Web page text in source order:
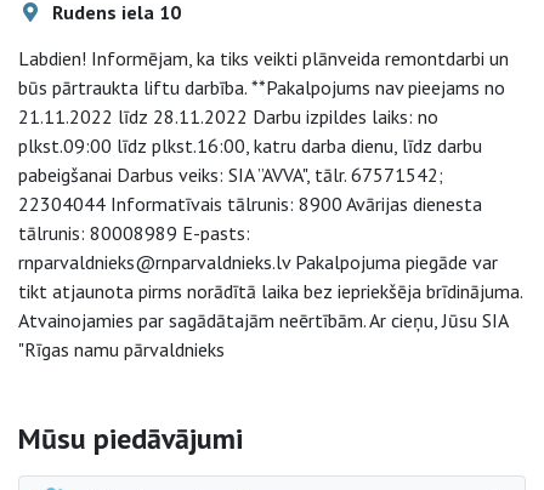
Rudens iela 10
Labdien! Informējam, ka tiks veikti plānveida remontdarbi un
būs pārtraukta liftu darbība. **Pakalpojums nav pieejams no
21.11.2022 līdz 28.11.2022 Darbu izpildes laiks: no
plkst.09:00 līdz plkst.16:00, katru darba dienu, līdz darbu
pabeigšanai Darbus veiks: SIA ”AVVA", tālr. 67571542;
22304044 Informatīvais tālrunis: 8900 Avārijas dienesta
tālrunis: 80008989 E-pasts:
rnparvaldnieks@rnparvaldnieks.lv Pakalpojuma piegāde var
tikt atjaunota pirms norādītā laika bez iepriekšēja brīdinājuma.
Atvainojamies par sagādātajām neērtībām. Ar cieņu, Jūsu SIA
"Rīgas namu pārvaldnieks
Sāna navigācija
Mūsu piedāvājumi